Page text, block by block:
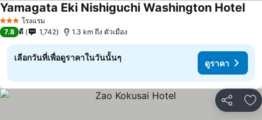
3 ดาว โรงแรม
Yamagata Eki Nishiguchi Washington Hotelดูร
7.8 ดี 1,742 1.3 km ถึง ตัวเมือง
เลือกวันที่เพื่อดูราคาในวันนั้นๆ
ดูราคา
แชร์ เ